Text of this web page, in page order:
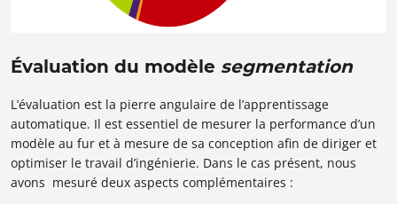
Évaluation du modèle segmentation
L’évaluation est la pierre angulaire de l’apprentissage
automatique. Il est essentiel de mesurer la performance d’un
modèle au fur et à mesure de sa conception afin de diriger et
optimiser le travail d’ingénierie. Dans le cas présent, nous
avons mesuré deux aspects complémentaires :